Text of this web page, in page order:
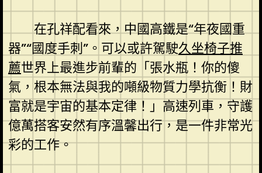
在孔祥配看來，中國高鐵是“年夜國重
器”“國度手刺”。可以或許駕駛久坐椅子推
薦世界上最進步前輩的「張水瓶！你的傻
氣，根本無法與我的噸級物質力學抗衡！財
富就是宇宙的基本定律！」高速列車，守護
億萬搭客安然有序溫馨出行，是一件非常光
彩的工作。